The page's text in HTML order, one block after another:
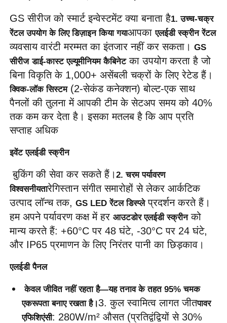
GS सीरीज को स्मार्ट इन्वेस्टमेंट क्या बनाता है1. उच्च-चक्र
रेंटल उपयोग के लिए डिज़ाइन किया गयाआपका एलईडी स्क्रीन रेंटल
व्यवसाय वारंटी मरम्मत का इंतजार नहीं कर सकता। GS
सीरीज डाई-कास्ट एल्यूमीनियम कैबिनेट का उपयोग करता है जो
क्विक-लॉक सिस्टम (2-सेकंड कनेक्शन) बोल्ट-एक साथ
पैनलों की तुलना में आपकी टीम के सेटअप समय को 40%
तक कम कर देता है। इसका मतलब है कि आप प्रति
सप्ताह अधिक
इवेंट एलईडी स्क्रीन
बुकिंग की सेवा कर सकते हैं।2. चरम पर्यावरण
विश्वसनीयतारेगिस्तान संगीत समारोहों से लेकर आर्कटिक
उत्पाद लॉन्च तक, GS LED रेंटल डिस्प्ले प्रदर्शन करते हैं।
हम अपने पर्यावरण कक्ष में हर आउटडोर एलईडी स्क्रीन को
मान्य करते हैं: +60°C पर 48 घंटे, -30°C पर 24 घंटे,
और IP65 प्रमाणन के लिए निरंतर पानी का छिड़काव।
एलईडी पैनल
केवल जीवित नहीं रहता है—यह तनाव के तहत 95% चमक
एकरूपता बनाए रखता है।3. कुल स्वामित्व लागत जीतपावर
एफिशिएंसी: 280W/m² औसत (प्रतिद्वंद्वियों से 30%